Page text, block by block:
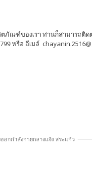
ณฑ์ของเรา ท่านก็สามารถติด
หรือ อีเมล์
ออกกําลังกายกลางแจ้ง สระแก้ว